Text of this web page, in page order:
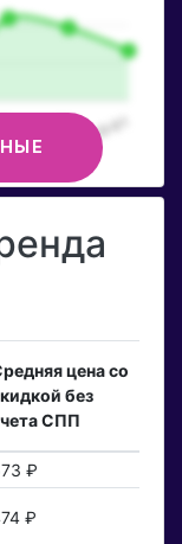
цена со
без
СПП
₽
₽